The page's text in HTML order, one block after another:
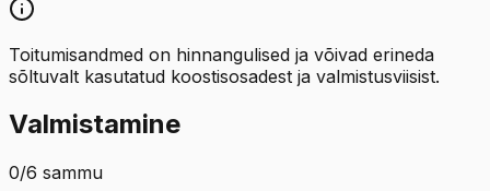
Toitumisandmed on hinnangulised ja võivad erineda
sõltuvalt kasutatud koostisosadest ja valmistusviisist.
Valmistamine
0/6 sammu